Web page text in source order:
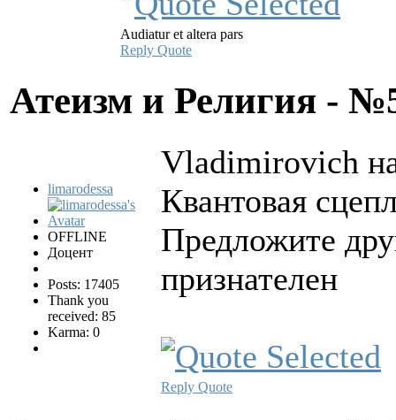
Audiatur et altera pars
Reply Quote
Атеизм и Религия -
limarodessa
OFFLINE
Доцент
Posts: 17405
Thank you
received: 85
Karma: 0
Vladimirovich
Квантовая
Предложите
признателен
Reply Quote